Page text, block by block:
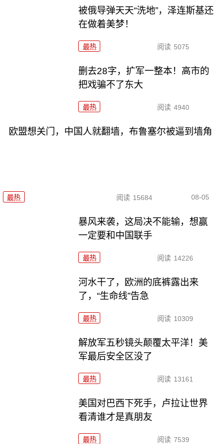
被俄导弹天天“洗地”，泽连斯基还
在做着美梦！
最热 阅读 5075
删去28字，扩军一整本！高市的
把戏骗不了东大
最热 阅读 4940
欧盟想关门，中国人就翻墙，布鲁塞尔被逼到墙角
最热 阅读 15684 08-05
暴风来袭，这局决不能输，想赢
一定要和中国联手
最热 阅读 14226
河水干了，欧洲的底裤露出来
了，“生命线”告急
最热 阅读 10309
解放军五秒镜头颠覆太平洋！美
军最后安全区没了
最热 阅读 13161
美国对巴西下死手，卢拉让世界
看清谁才是真朋友
最热 阅读 7539